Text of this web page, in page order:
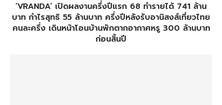
‘VRANDA’ เปิดผลงานครึ่งปีแรก 68 ทำรายได้ 741 ล้าน
บาท กำไรสุทธิ 55 ล้านบาท ครึ่งปีหลังรับอานิสงส์เที่ยวไทย
คนละครึ่ง เดินหน้าโอนบ้านพักตากอากาศหรู 300 ล้านบาท
ก่อนสิ้นปี